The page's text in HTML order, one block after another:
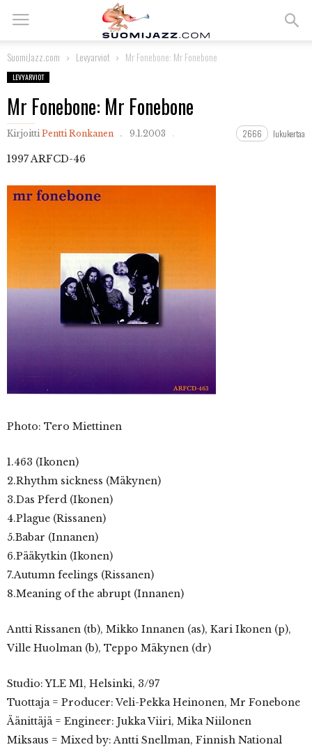
SuomiJazz.com Levyarviot Mr Fonebone: Mr Fonebone
LEVYARVIOT
Mr Fonebone: Mr Fonebone
Kirjoitti Pentti Ronkanen 9.1.2003 2666 lukukertaa
1997 ARFCD-46
Photo: Tero Miettinen
1.463 (Ikonen)
2.Rhythm sickness (Mäkynen)
3.Das Pferd (Ikonen)
4.Plague (Rissanen)
5.Babar (Innanen)
6.Pääkytkin (Ikonen)
7.Autumn feelings (Rissanen)
8.Meaning of the abrupt (Innanen)
Antti Rissanen (tb), Mikko Innanen (as), Kari Ikonen (p),
Ville Huolman (b), Teppo Mäkynen (dr)
Studio: YLE M1, Helsinki, 3/97
Tuottaja = Producer: Veli-Pekka Heinonen, Mr Fonebone
Äänittäjä = Engineer: Jukka Viiri, Mika Niilonen
Miksaus = Mixed by: Antti Snellman, Finnish National